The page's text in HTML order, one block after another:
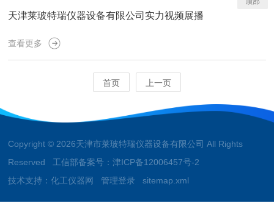
5、传感器：*PT100铂金电阻；6、加热方式:镍铬合金电加热器7、
天津莱玻特瑞仪器设备有限公司实力视频展播
查看更多
首页 上一页
Copyright © 2026天津市莱玻特瑞仪器设备有限公司 All Rights
Reserved 工信部备案号：津ICP备12006457号-2
技术支持：化工仪器网 管理登录 sitemap.xml